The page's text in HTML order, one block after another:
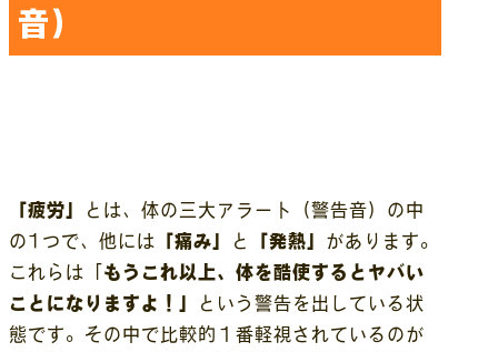
音）
「疲労」
とは、体の三大アラート（警告音）の中
の1つで、他には
「痛み」 と 「発熱」 があります。
これらは「 もうこれ以上、体を酷使するとヤバい
ことになりますよ！」
という警告を出している状
態です。その中で比較的１番軽視されているのが